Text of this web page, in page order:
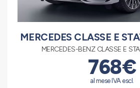
MERCEDES CLASSE E
MERCEDES-BENZ CLASSE E
768€
al mese IVA escl.